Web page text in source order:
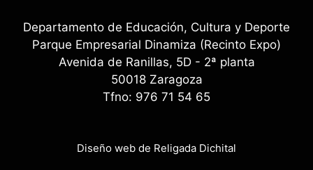
Departamento de Educación, Cultura y Deporte
Parque Empresarial Dinamiza (Recinto Expo)
Avenida de Ranillas, 5D - 2ª planta
50018 Zaragoza
Tfno: 976 71 54 65
Diseño web de Religada Dichital